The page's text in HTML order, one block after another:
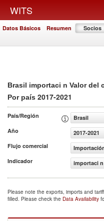
WITS
Datos Básicos Resumen Socios
Brasil importaci n Valor del
Por país 2017-2021
País/Región
Brasil
Año
2017-2021
Flujo comercial
Indicador
importaci n
Please note the exports, imports and
filled. Please check the Data Availability